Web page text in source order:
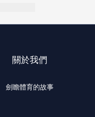
關於我們
劍瞻體育的故事